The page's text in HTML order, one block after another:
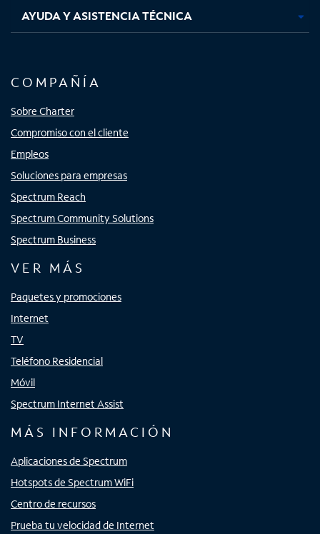
AYUDA Y ASISTENCIA TÉCNICA
COMPAÑÍA
Sobre Charter
Compromiso con el cliente
Empleos
Soluciones para empresas
Spectrum Reach
Spectrum Community Solutions
Spectrum Business
VER MÁS
Paquetes y promociones
Internet
TV
Teléfono Residencial
Móvil
Spectrum Internet Assist
MÁS INFORMACIÓN
Aplicaciones de Spectrum
Hotspots de Spectrum WiFi
Centro de recursos
Prueba tu velocidad de Internet